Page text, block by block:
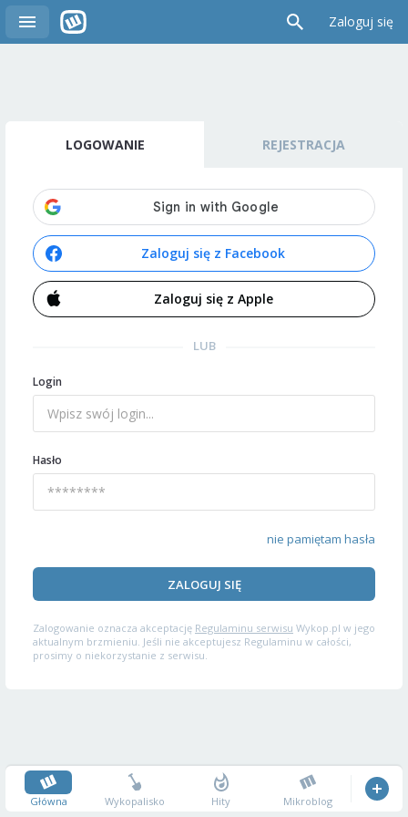
Zaloguj się
LOGOWANIE REJESTRACJA
Zaloguj się z Facebook
Zaloguj się z Apple
LUB
Login
Hasło
nie pamiętam hasła
ZALOGUJ SIĘ
Zalogowanie oznacza akceptację Regulaminu serwisu Wykop.pl w jego
aktualnym brzmieniu. Jeśli nie akceptujesz Regulaminu w całości,
prosimy o niekorzystanie z serwisu.
Główna Wykopalisko Hity Mikroblog